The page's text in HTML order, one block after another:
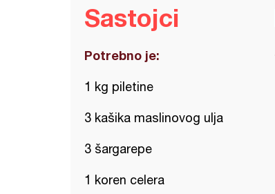
Sastojci
Potrebno je:
1 kg piletine
3 kašika maslinovog ulja
3 šargarepe
1 koren celera